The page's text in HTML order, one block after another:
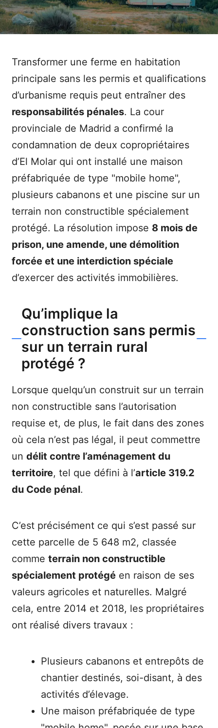
Transformer une ferme en habitation
principale sans les permis et qualifications
d’urbanisme requis peut entraîner des
responsabilités pénales. La cour
provinciale de Madrid a confirmé la
condamnation de deux copropriétaires
d’El Molar qui ont installé une maison
préfabriquée de type "mobile home",
plusieurs cabanons et une piscine sur un
terrain non constructible spécialement
protégé. La résolution impose 8 mois de
prison, une amende, une démolition
forcée et une interdiction spéciale
d’exercer des activités immobilières.
Qu’implique la
construction sans permis
sur un terrain rural
protégé ?
Lorsque quelqu’un construit sur un terrain
non constructible sans l’autorisation
requise et, de plus, le fait dans des zones
où cela n’est pas légal, il peut commettre
un délit contre l’aménagement du
territoire, tel que défini à l’article 319.2
du Code pénal.
C’est précisément ce qui s’est passé sur
cette parcelle de 5 648 m2, classée
comme terrain non constructible
spécialement protégé en raison de ses
valeurs agricoles et naturelles. Malgré
cela, entre 2014 et 2018, les propriétaires
ont réalisé divers travaux :
Plusieurs cabanons et entrepôts de
chantier destinés, soi-disant, à des
activités d’élevage.
Une maison préfabriquée de type